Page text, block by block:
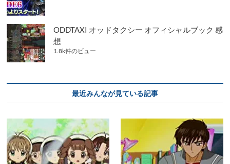
ODDTAXI オッドタクシー オフィシャルブック 感
想
1.8k件のビュー
最近みんなが見ている記事